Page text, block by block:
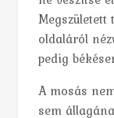
oldaláról
pedig
A mosás
sem